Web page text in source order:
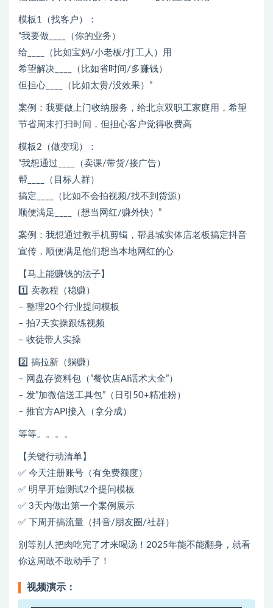
模板1（找客户）：
“我要做____（你的业务）
给____（比如宝妈/小老板/打工人）用
希望解决____（比如省时间/多赚钱）
但担心____（比如太贵/没效果）”
案例：我要做上门收纳服务，给北京双职工家庭用，希望
节省周末打扫时间，但担心客户觉得收费高
模板2（做变现）：
“我想通过____（卖课/带货/接广告）
帮____（目标人群）
搞定____（比如不会拍视频/找不到货源）
顺便满足____（想当网红/赚外快）”
案例：我想通过教手机剪辑，帮县城实体店老板搞定抖音
宣传，顺便满足他们想当本地网红的心
【马上能赚钱的法子】
1️⃣ 卖教程（稳赚）
– 整理20个行业提问模板
– 拍7天实操跟练视频
– 收徒带人实操
2️⃣ 搞拉新（躺赚）
– 网盘存资料包（”餐饮店AI话术大全”）
– 发”加微信送工具包”（日引50+精准粉）
– 推官方API接入（拿分成）
等等。。。。
【关键行动清单】
✅ 今天注册账号（有免费额度）
✅ 明早开始测试2个提问模板
✅ 3天内做出第一个案例展示
✅ 下周开搞流量（抖音/朋友圈/社群）
别等别人把肉吃完了才来喝汤！2025年能不能翻身，就看
你这周敢不敢动手了！
视频演示：